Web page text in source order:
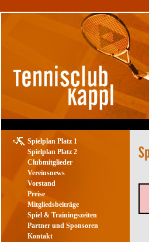
Spielplan Platz 1
Spielplan Platz 2
Clubmitglieder
Vereinsnews
Vorstand
Preise
Mitgliedsbeiträge
Spiel & Trainingszeiten
Partner und Sponsoren
Kontakt